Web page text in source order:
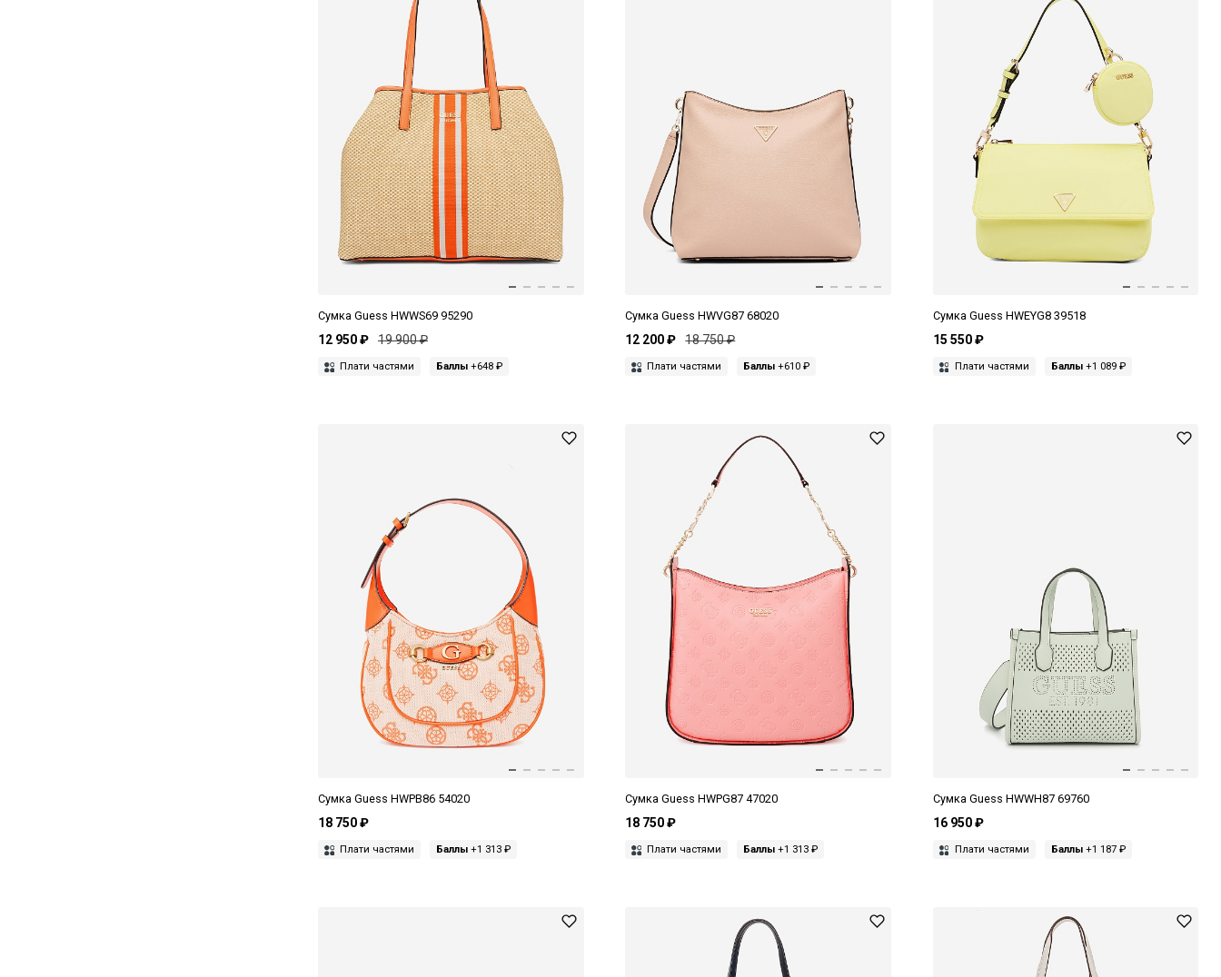
Сумка Guess HWWS69 95290
12 950 ₽ 19 900 ₽
Плати частями Баллы +648 ₽
Сумка Guess HWVG87 68020
12 200 ₽ 18 750 ₽
Плати частями Баллы +610 ₽
Сумка Guess HWEYG8 39518
15 550 ₽
Плати частями Баллы+1 089 ₽
Сумка Guess HWPB86 54020
18 750 ₽
Плати частями Баллы +1 313 ₽
Сумка Guess HWPG87 47020
18 750 ₽
Плати частями Баллы +1 313 ₽
Сумка Guess HWWH87 69760
16 950 ₽
Плати частями Баллы+1 187 ₽